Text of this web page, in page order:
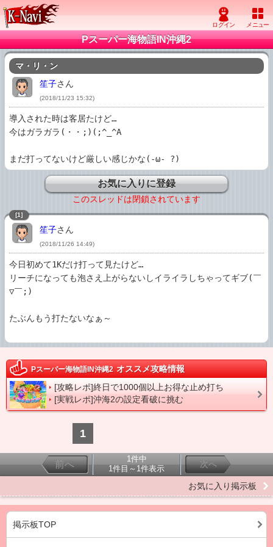
Pスーパー海物語IN沖縄2
マ・リ・ン
笙子さん
(2018/11/23 15:32)
導入された時は客居たけど…
今はガラガラ(・・;)(;^_^A
まだ打ってないけど厳しい感じかな(-ω- ?)
お気に入りに登録
このスレッドは閉鎖されています
[1]
笙子さん
(2018/11/26 14:49)
今日初めて1Kだけ打って見たけど…
リーチになっても泡さえ上がらないしイライラしちゃってギブ(￣
▽￣;)
たぶんもう打たないなぁ～
Pスーパー海物語IN沖縄2 オススメ攻略情報
[攻略レポ]終日で1000個以上お得な止め打ち
[実戦レポ]沖海2の設定看破に挑む
1
前へ
1件中
1件目～1件表示
次へ
お気に入り掲示板
掲示板TOP